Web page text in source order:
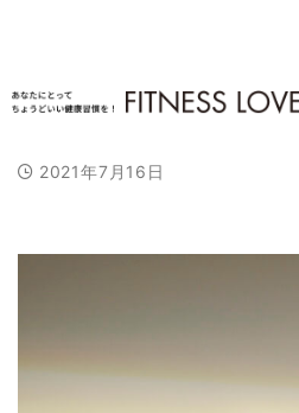
2021年7月16日